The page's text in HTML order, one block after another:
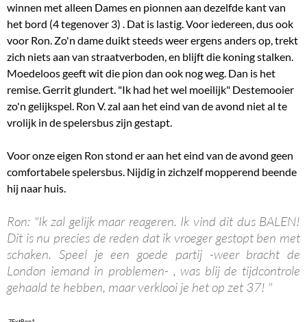
winnen met alleen Dames en pionnen aan dezelfde kant van
het bord (4 tegenover 3) . Dat is lastig. Voor iedereen, dus ook
voor Ron. Zo'n dame duikt steeds weer ergens anders op, trekt
zich niets aan van straatverboden, en blijft die koning stalken.
Moedeloos geeft wit die pion dan ook nog weg. Dan is het
remise. Gerrit glundert. "Ik had het wel moeilijk" Destemooier
zo'n gelijkspel. Ron V. zal aan het eind van de avond niet al te
vrolijk in de spelersbus zijn gestapt.
Voor onze eigen Ron stond er aan het eind van de avond geen
comfortabele spelersbus. Nijdig in zichzelf mopperend beende
hij naar huis.
Ron: "Ik zal gelijk maar reageren. Ik vind dit dus BALEN!
Dit is nu precies de reden dat ik vroeger gestopt ben met
schaken. Speel je een goede partij -weer bracht de
London iemand in problemen- , was blij de tijdcontrole
gehaald te hebben, maar verklooi je het op zet 37! "